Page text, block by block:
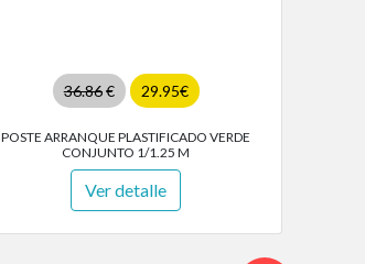
36.86€ 29.95€
POSTE ARRANQUE PLASTIFICADO VERDE
CONJUNTO 1/1.25 M
Ver detalle